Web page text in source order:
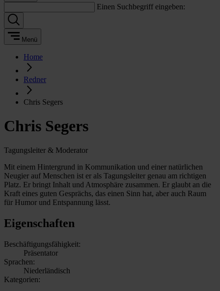
Einen Suchbegriff eingeben:
Menü
Home
Redner
Chris Segers
Chris Segers
Tagungsleiter & Moderator
Mit einem Hintergrund in Kommunikation und einer natürlichen
Neugier auf Menschen ist er als Tagungsleiter genau am richtigen
Platz. Er bringt Inhalt und Atmosphäre zusammen. Er glaubt an die
Kraft eines guten Gesprächs, das einen Sinn hat, aber auch Raum
für Humor und Entspannung lässt.
Eigenschaften
Beschäftigungsfähigkeit:
Präsentator
Sprachen:
Niederländisch
Kategorien: